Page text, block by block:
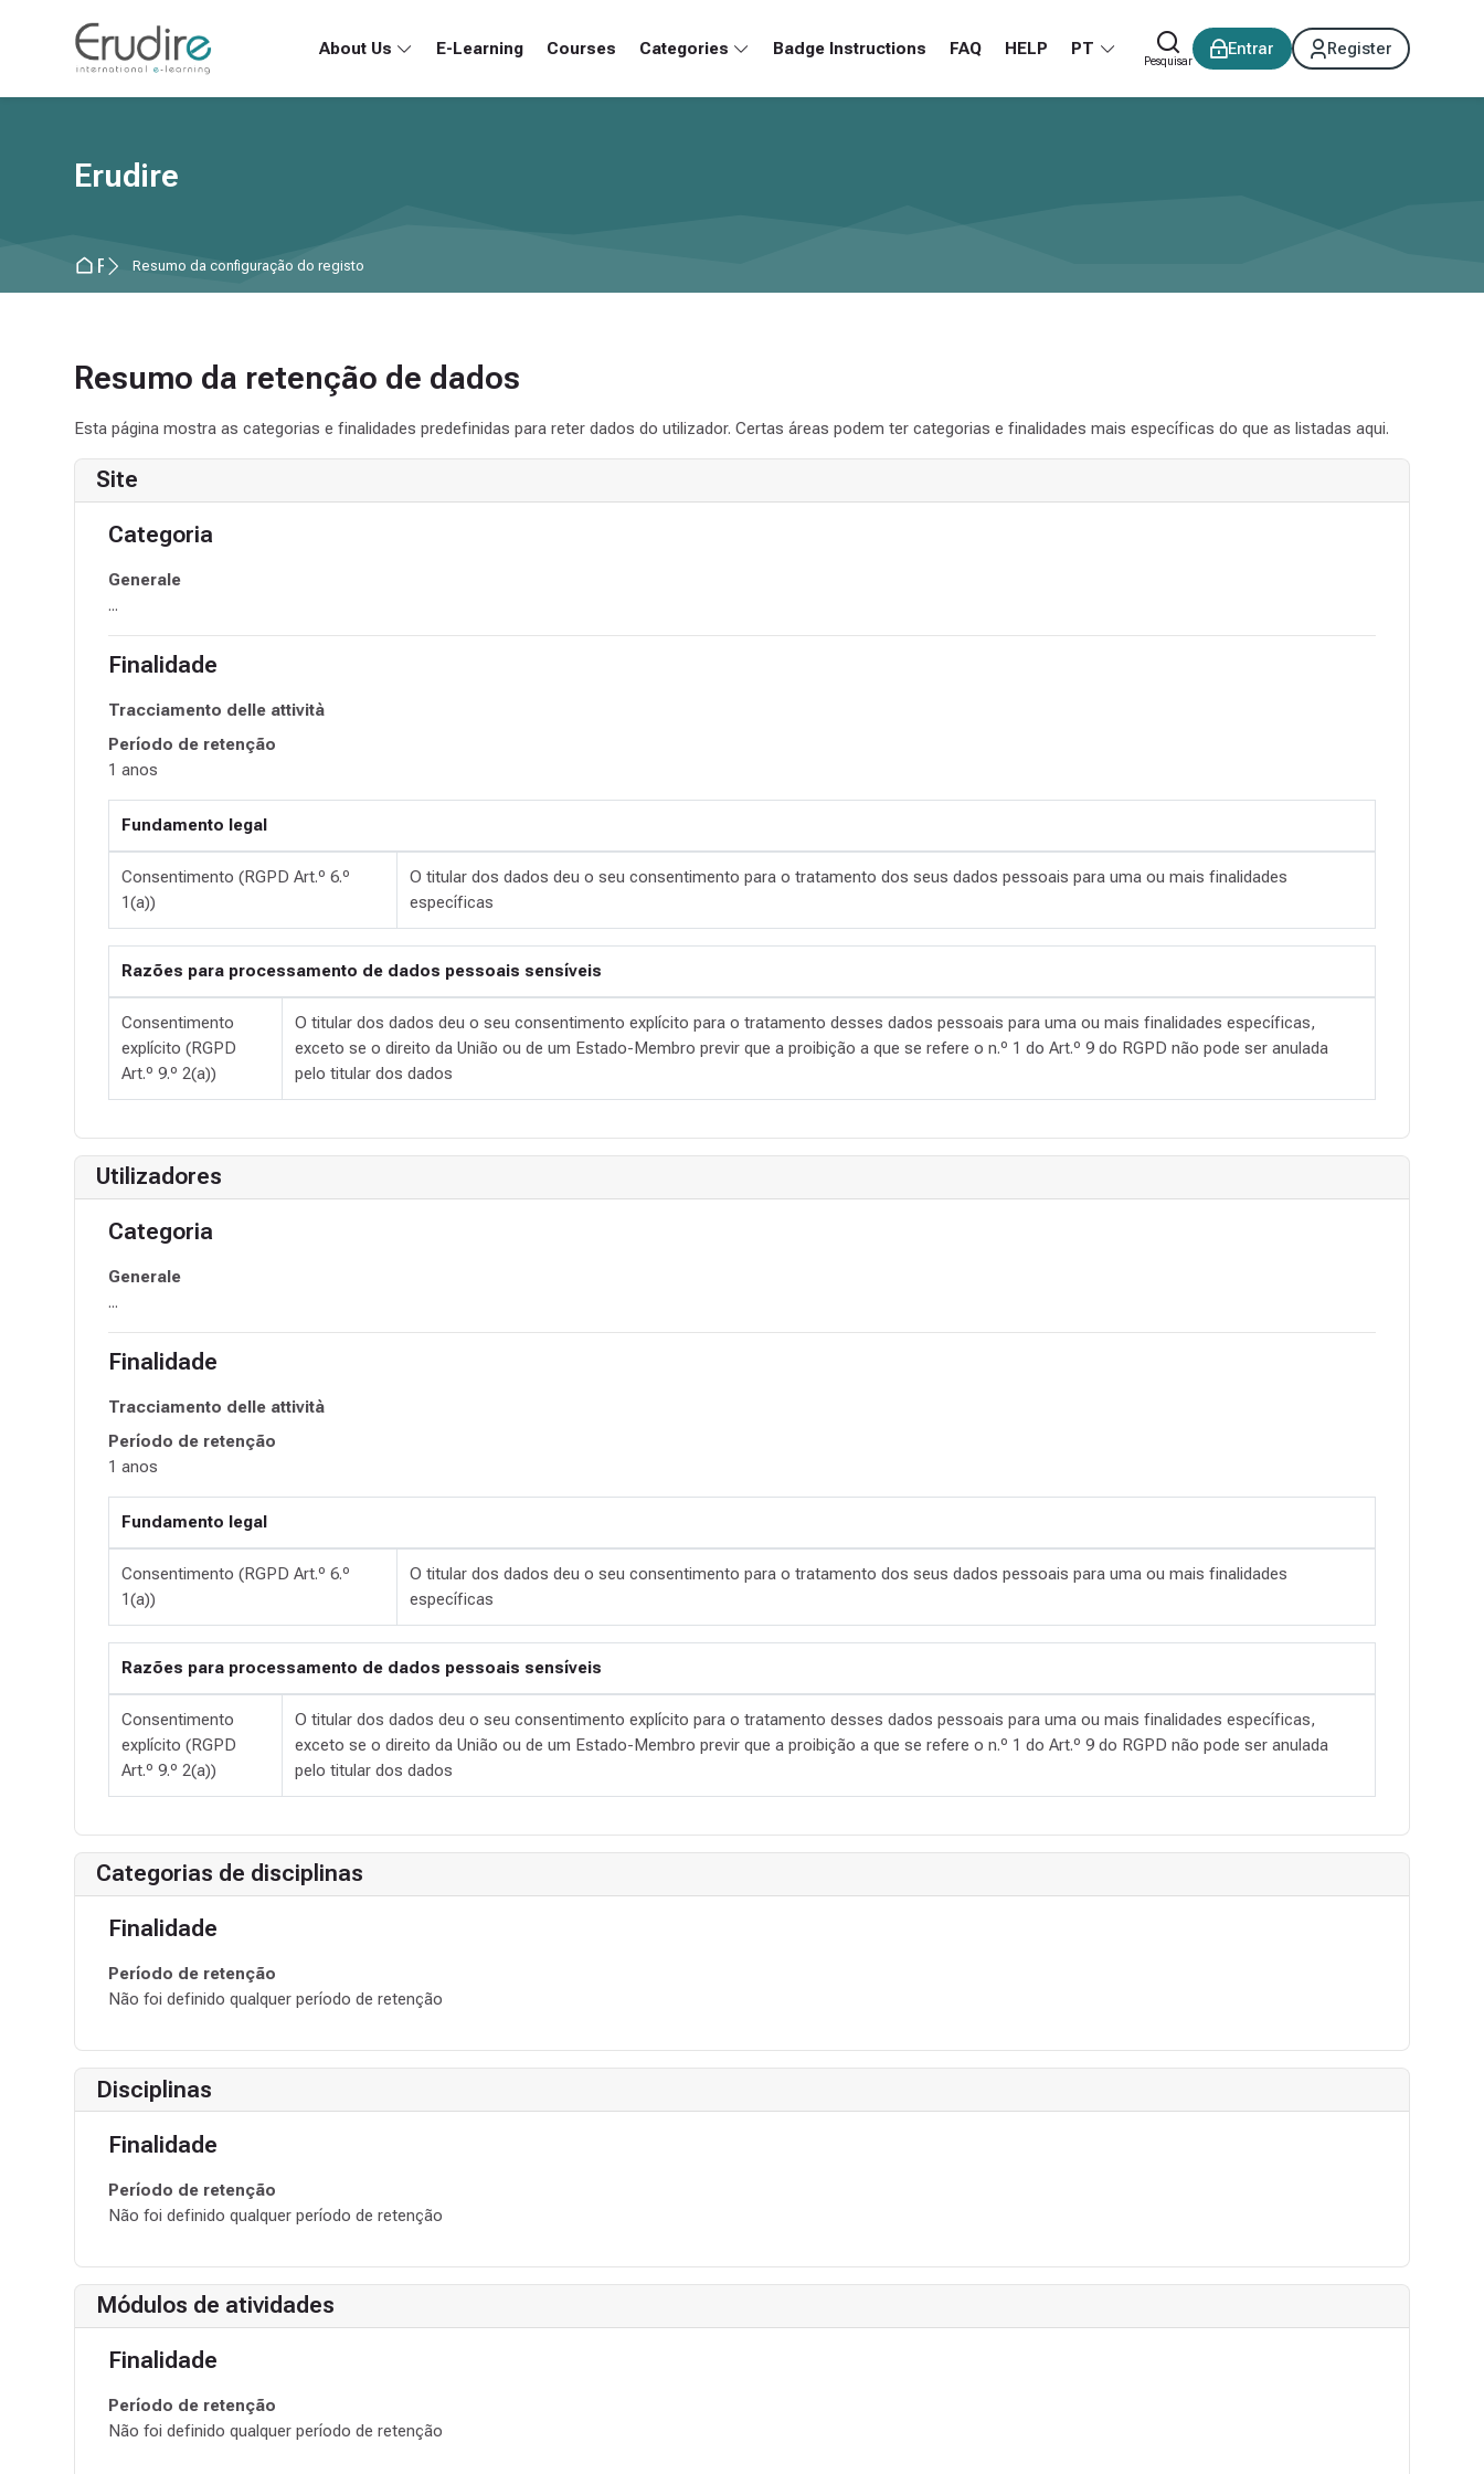
About Us
E-Learning Courses Categories Badge Instructions FAQ HELP PT
Pesquisar
Entrar Register
Erudire
Página principal
Resumo da configuração do registo
Resumo da retenção de dados
Esta página mostra as categorias e finalidades predefinidas para reter dados do utilizador. Certas áreas podem ter categorias e finalidades mais específicas do que as listadas aqui.
Site
Categoria
Generale
...
Finalidade
Tracciamento delle attività
Período de retenção
1 anos
Fundamento legal
Consentimento (RGPD Art.º 6.º
1(a))
O titular dos dados deu o seu consentimento para o tratamento dos seus dados pessoais para uma ou mais finalidades
específicas
Razões para processamento de dados pessoais sensíveis
Consentimento
explícito (RGPD
Art.º 9.º 2(a))
O titular dos dados deu o seu consentimento explícito para o tratamento desses dados pessoais para uma ou mais finalidades específicas,
exceto se o direito da União ou de um Estado-Membro previr que a proibição a que se refere o n.º 1 do Art.º 9 do RGPD não pode ser anulada
pelo titular dos dados
Utilizadores
Categoria
Generale
...
Finalidade
Tracciamento delle attività
Período de retenção
1 anos
Fundamento legal
Consentimento (RGPD Art.º 6.º
1(a))
O titular dos dados deu o seu consentimento para o tratamento dos seus dados pessoais para uma ou mais finalidades
específicas
Razões para processamento de dados pessoais sensíveis
Consentimento
explícito (RGPD
Art.º 9.º 2(a))
O titular dos dados deu o seu consentimento explícito para o tratamento desses dados pessoais para uma ou mais finalidades específicas,
exceto se o direito da União ou de um Estado-Membro previr que a proibição a que se refere o n.º 1 do Art.º 9 do RGPD não pode ser anulada
pelo titular dos dados
Categorias de disciplinas
Finalidade
Período de retenção
Não foi definido qualquer período de retenção
Disciplinas
Finalidade
Período de retenção
Não foi definido qualquer período de retenção
Módulos de atividades
Finalidade
Período de retenção
Não foi definido qualquer período de retenção